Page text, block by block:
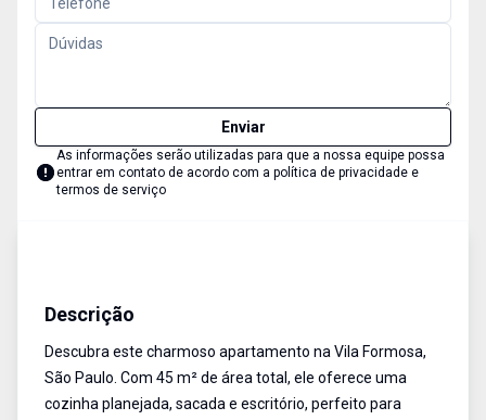
Enviar
As informações serão utilizadas para que a nossa equipe possa
entrar em contato de acordo com a política de privacidade e
termos de serviço
Descrição
Descubra este charmoso apartamento na Vila Formosa,
São Paulo. Com 45 m² de área total, ele oferece uma
cozinha planejada, sacada e escritório, perfeito para